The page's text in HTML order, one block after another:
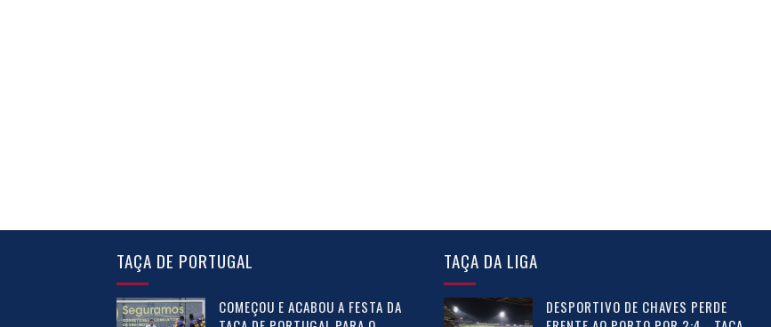
TAÇA DE PORTUGAL
COMEÇOU E ACABOU A FESTA DA
TAÇA DA LIGA
DESPORTIVO DE CHAVES PERDE